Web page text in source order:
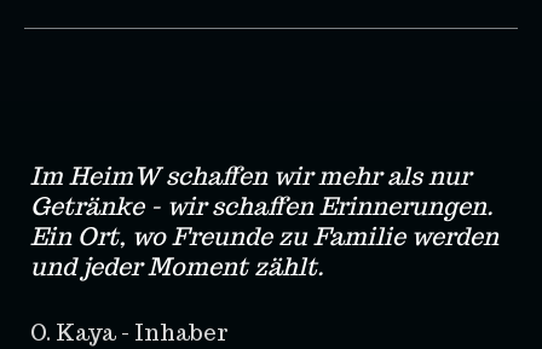
Im HeimW schaffen wir mehr als nur
Getränke - wir schaffen Erinnerungen.
Ein Ort, wo Freunde zu Familie werden
und jeder Moment zählt.
O. Kaya - Inhaber